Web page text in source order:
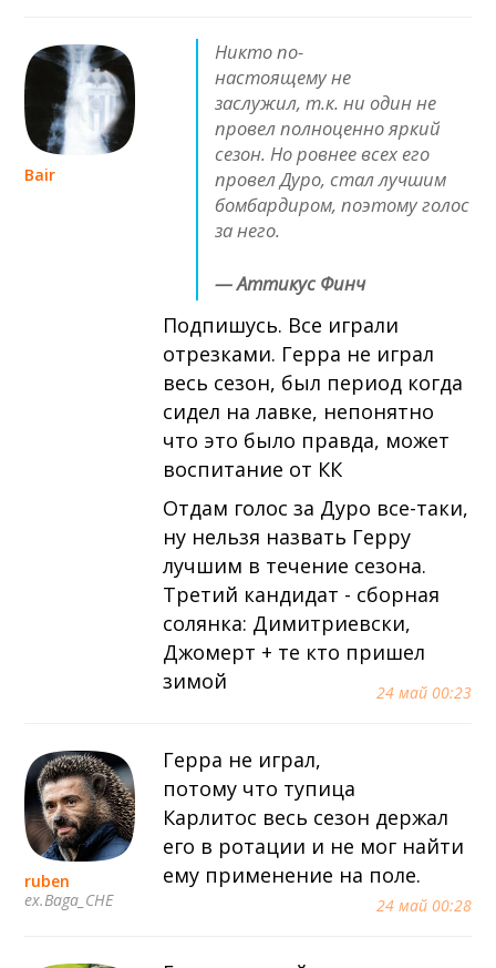
Bair
24 май 00:23
— Аттикус Финч
Никто по-
настоящему не
заслужил, т.к. ни один не
провел полноценно яркий
сезон. Но ровнее всех его
провел Дуро, стал лучшим
бомбардиром, поэтому голос
за него.
Подпишусь. Все играли
отрезками. Герра не играл
весь сезон, был период когда
сидел на лавке, непонятно
что это было правда, может
воспитание от КК
Отдам голос за Дуро все-таки,
ну нельзя назвать Герру
лучшим в течение сезона.
Третий кандидат - сборная
солянка: Димитриевски,
Джомерт + те кто пришел
зимой
ruben
ex.Baga_CHE
24 май 00:28
Герра не играл,
потому что тупица
Карлитос весь сезон держал
его в ротации и не мог найти
ему применение на поле.